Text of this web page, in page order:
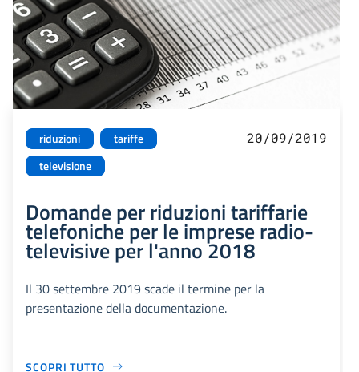
riduzioni
tariffe
televisione
20/09/2019
Domande per riduzioni tariffarie
telefoniche per le imprese radio-
televisive per l'anno 2018
Il 30 settembre 2019 scade il termine per la
presentazione della documentazione.
SCOPRI TUTTO